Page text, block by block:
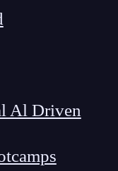
Al Driven
López